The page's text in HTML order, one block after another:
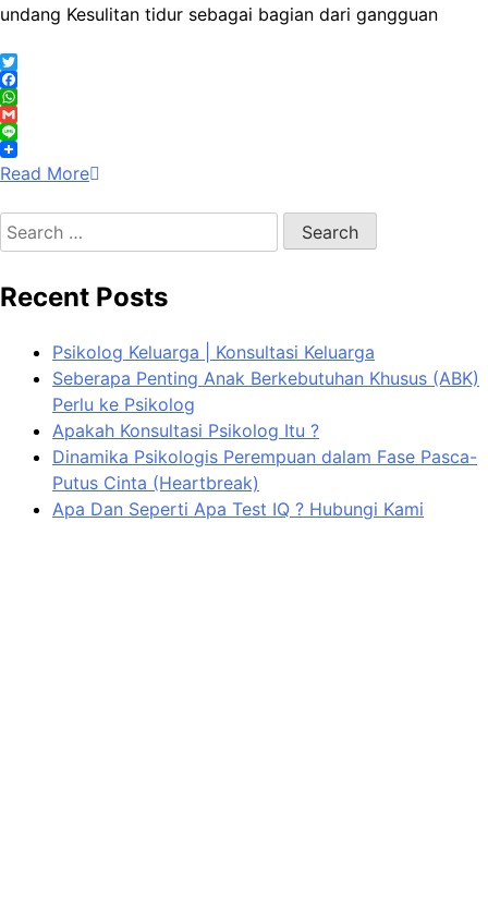
undang Kesulitan tidur sebagai bagian dari gangguan
Twitter
Facebook
WhatsApp
Gmail
Line
Read More
Search
for:
Recent Posts
Psikolog Keluarga | Konsultasi Keluarga
Seberapa Penting Anak Berkebutuhan Khusus (ABK)
Perlu ke Psikolog
Apakah Konsultasi Psikolog Itu ?
Dinamika Psikologis Perempuan dalam Fase Pasca-
Putus Cinta (Heartbreak)
Apa Dan Seperti Apa Test IQ ? Hubungi Kami